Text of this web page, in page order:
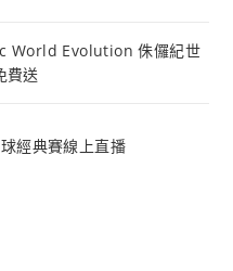
World Evolution 侏儸紀世
費送
經典賽線上直播